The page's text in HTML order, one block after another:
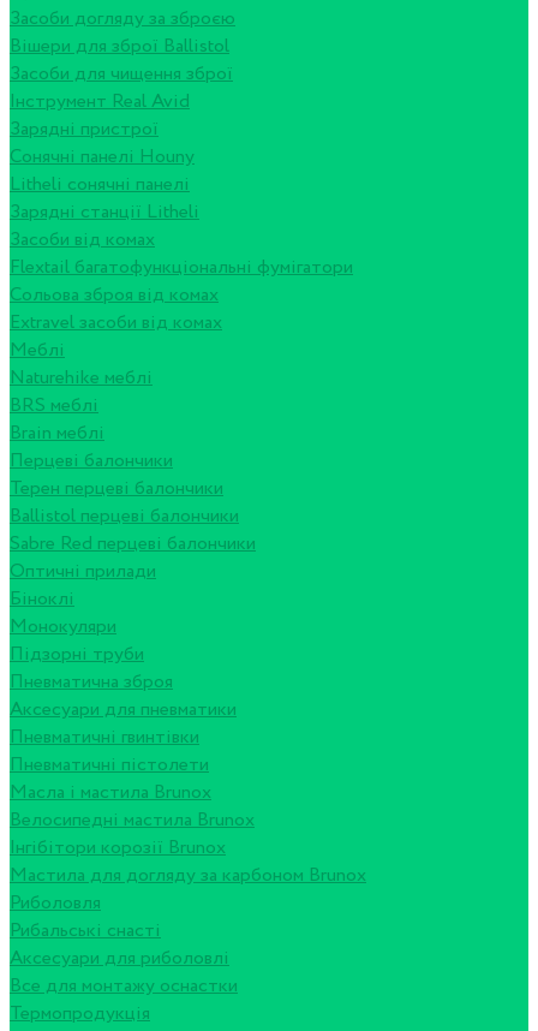
Засоби догляду за зброєю
Вішери для зброї Ballistol
Засоби для чищення зброї
Інструмент Real Avid
Зарядні пристрої
Сонячні панелі Houny
Litheli сонячні панелі
Зарядні станції Litheli
Засоби від комах
Flextail багатофункціональні фумігатори
Сольова зброя від комах
Extravel засоби від комах
Меблі
Naturehike меблі
BRS меблі
Brain меблі
Перцеві балончики
Терен перцеві балончики
Ballistol перцеві балончики
Sabre Red перцеві балончики
Оптичні прилади
Біноклі
Монокуляри
Підзорні труби
Пневматична зброя
Аксесуари для пневматики
Пневматичні гвинтівки
Пневматичні пістолети
Масла і мастила Brunox
Велосипедні мастила Brunox
Інгібітори корозії Brunox
Мастила для догляду за карбоном Brunox
Риболовля
Рибальські снасті
Аксесуари для риболовлі
Все для монтажу оснастки
Термопродукція